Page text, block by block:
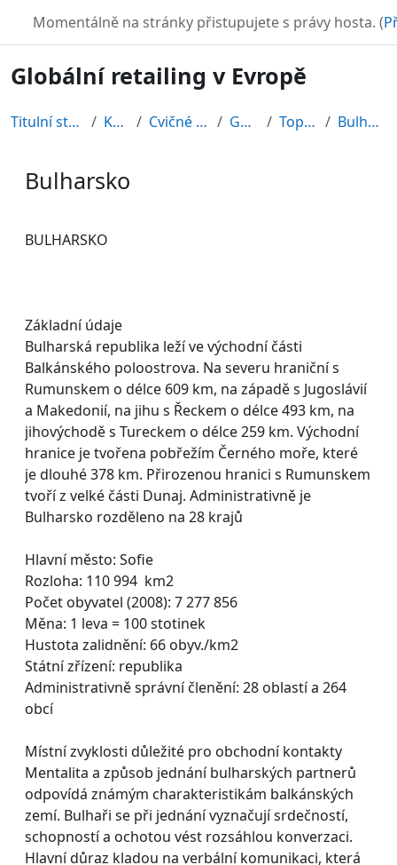
TURBO
Momentálně na stránky přistupujete s právy hosta. (
Globální retailing v Evropě
Titulní stránka Kurzy Cvičné kurzy GRE08 Topic 12 Bulharsko
Bulharsko
BULHARSKO
Základní údaje
Bulharská republika leží ve východní části
Balkánského poloostrova. Na severu hraniční s
Rumunskem o délce 609 km, na západě s Jugoslávií
a Makedonií, na jihu s Řeckem o délce 493 km, na
jihovýchodě s Tureckem o délce 259 km. Východní
hranice je tvořena pobřežím Černého moře, které
je dlouhé 378 km. Přirozenou hranici s Rumunskem
tvoří z velké části Dunaj. Administrativně je
Bulharsko rozděleno na 28 krajů
Hlavní město: Sofie
Rozloha: 110 994 km2
Počet obyvatel (2008): 7 277 856
Měna: 1 leva = 100 stotinek
Hustota zalidnění: 66 obyv./km2
Státní zřízení: republika
Administrativně správní členění: 28 oblastí a 264
obcí
Místní zvyklosti důležité pro obchodní kontakty
Mentalita a způsob jednání bulharských partnerů
odpovídá známým charakteristikám balkánských
zemí. Bulhaři se při jednání vyznačují srdečností,
schopností a ochotou vést rozsáhlou konverzaci.
Hlavní důraz kladou na verbální komunikaci, která